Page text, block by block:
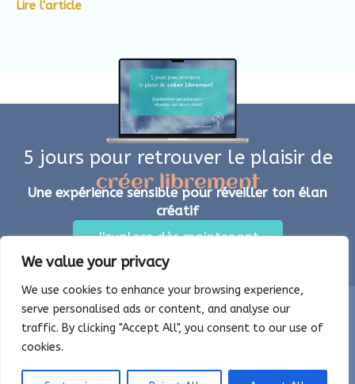
We value your privacy
We use cookies to enhance your browsing experience,
serve personalised ads or content, and analyse our
traffic. By clicking "Accept All", you consent to our use of
cookies.
Lire l'article
5 jours pour retrouver le plaisir de
créer librement
Une expérience sensible pour réveiller ton élan
créatif
J'explore dès maintenant
Copyright 2026 | reve-debout.com